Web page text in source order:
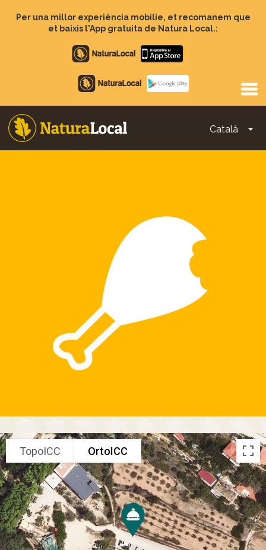
Per una millor experiència mobilie, et recomanem que
et baixis l'App gratuita de Natura Local.:
Apple
store
Google
Play
Català
Main
TopoICC OrtoICC